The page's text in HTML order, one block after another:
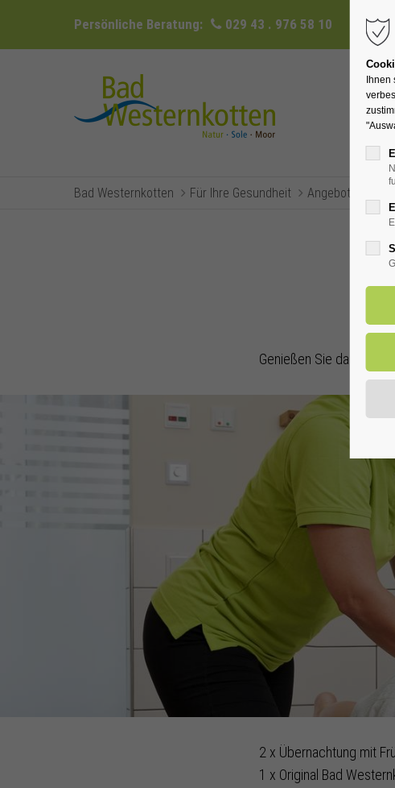
Persönliche Beratung: 029 43 . 976 58 10
Bad Westernkotten Für Ihre Gesundheit Angebote für
Genießen Sie das
2 x Übernachtung mit
1 x Original Bad